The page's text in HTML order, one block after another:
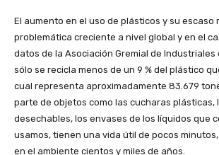
El aumento en el uso de plásticos y su escaso
problemática creciente a nivel global y en el
datos de la Asociación Gremial de Industriales
sólo se recicla menos de un 9 % del plástico
cual representa aproximadamente 83.679
parte de objetos como las cucharas plásticas,
desechables, los envases de los líquidos que
usamos, tienen una vida útil de pocos
en el ambiente cientos y miles de años.